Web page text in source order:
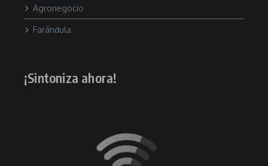
Agronegocio
Farándula
¡Sintoniza ahora!